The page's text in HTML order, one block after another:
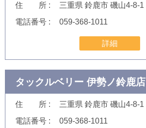
住 所
三重県 鈴鹿市 磯山4-8-1
電話番号
059-368-1011
詳細
タックルベリー 伊勢ノ鈴鹿店
住 所
三重県 鈴鹿市 磯山4-8-1
電話番号
059-368-1011